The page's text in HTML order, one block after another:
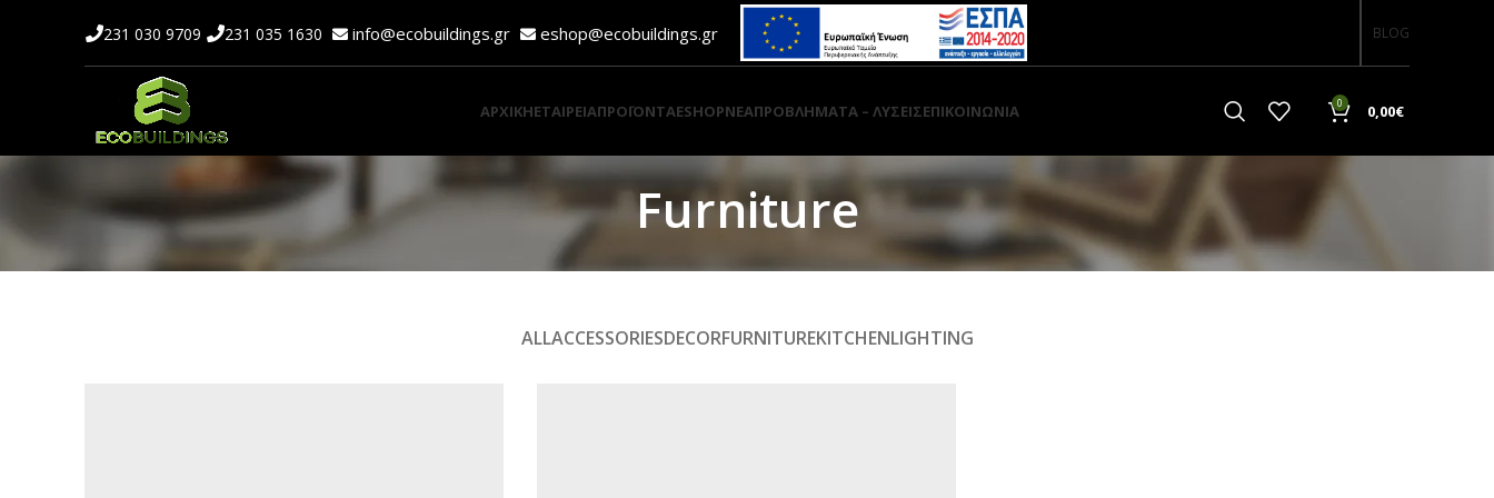
231 030 9709 231 035 1630 info@ecobuildings.gr eshop@ecobuildings.gr BLOG
ΑΡΧΙΚΗΕΤΑΙΡΕΙΑΠΡΟΪΟΝΤΑESHOPΝΕΑΠΡΟΒΛΗΜΑΤΑ – ΛΥΣΕΙΣΕΠΙΚΟΙΝΩΝΙΑ 0 0,00€
Furniture
ALLACCESSORIESDECORFURNITUREKITCHENLIGHTING